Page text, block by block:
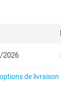
2026
de livraison